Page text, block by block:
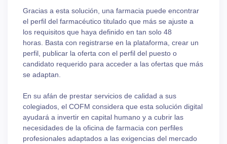
Gracias a esta solución, una farmacia puede encontrar
el perfil del farmacéutico titulado que más se ajuste a
los requisitos que haya definido en tan solo 48
horas. Basta con registrarse en la plataforma, crear un
perfil, publicar la oferta con el perfil del puesto o
candidato requerido para acceder a las ofertas que más
se adaptan.
En su afán de prestar servicios de calidad a sus
colegiados, el COFM considera que esta solución digital
ayudará a invertir en capital humano y a cubrir las
necesidades de la oficina de farmacia con perfiles
profesionales adaptados a las exigencias del mercado